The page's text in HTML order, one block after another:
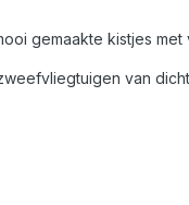
gemaakte kistjes
van